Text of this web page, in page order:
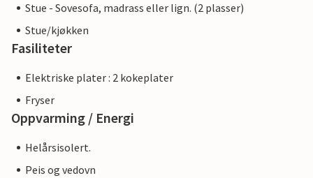
Stue - Sovesofa, madrass eller lign. (2 plasser)
Stue/kjøkken
Fasiliteter
Elektriske plater : 2 kokeplater
Fryser
Oppvarming / Energi
Helårsisolert.
Peis og vedovn